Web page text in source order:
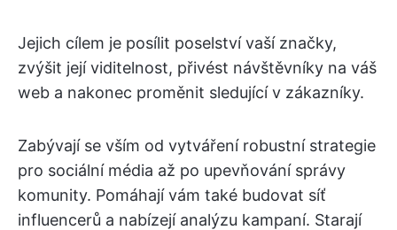
Jejich cílem je posílit poselství vaší značky,
zvýšit její viditelnost, přivést návštěvníky na váš
web a nakonec proměnit sledující v zákazníky.
Zabývají se vším od vytváření robustní strategie
pro sociální média až po upevňování správy
komunity. Pomáhají vám také budovat síť
influencerů a nabízejí analýzu kampaní. Starají